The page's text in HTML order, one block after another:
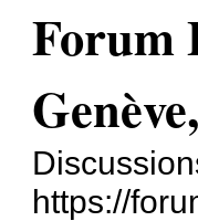
Forum
https://